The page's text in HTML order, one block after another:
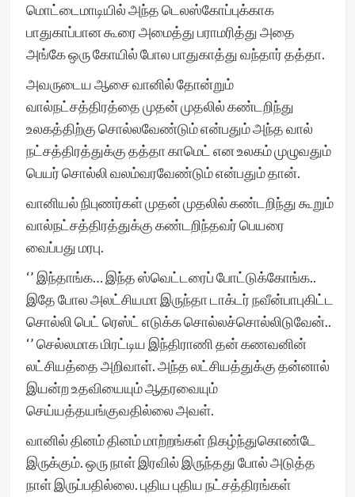
மொட்டைமாடியில் அந்த டெலஸ்கோப்புக்காக
பாதுகாப்பான கூரை அமைத்து பராமரித்து அதை
அங்கே ஒரு கோயில் போல பாதுகாத்து வந்தார் தத்தா.
அவருடைய ஆசை வானில் தோன்றும்
வால்நட்சத்திரத்தை முதன் முதலில் கண்டறிந்து
உலகத்திற்கு சொல்லவேண்டும் என்பதும் அந்த வால்
நட்சத்திரத்துக்கு தத்தா காமெட் என உலகம் முழுவதும்
பெயர் சொல்லி வலம்வரவேண்டும் என்பதும் தான்.
வானியல் நிபுணர்கள் முதன் முதலில் கண்டறிந்து கூறும்
வால்நட்சத்திரத்துக்கு கண்டறிந்தவர் பெயரை
வைப்பது மரபு.
‘’ இந்தாங்க… இந்த ஸ்வெட்டரைப் போட்டுக்கோங்க..
இதே போல அலட்சியமா இருந்தா டாக்டர் நவீன்பாபுகிட்ட
சொல்லி பெட் ரெஸ்ட் எடுக்க சொல்லச்சொல்லிடுவேன்..
‘’ செல்லமாக மிரட்டிய இந்திராணி தன் கணவனின்
லட்சியத்தை அறிவாள். அந்த லட்சியத்துக்கு தன்னால்
இயன்ற உதவியையும் ஆதரவையும்
செய்யத்தயங்குவதில்லை அவள்.
வானில் தினம் தினம் மாற்றங்கள் நிகழ்ந்துகொண்டே
இருக்கும். ஒரு நாள் இரவில் இருந்தது போல் அடுத்த
நாள் இருப்பதில்லை. புதிய புதிய நட்சத்திரங்கள்